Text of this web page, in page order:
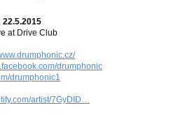
22.5.2015
at Drive Club
drumphonic
drumphonic1
artist/7GyDID…